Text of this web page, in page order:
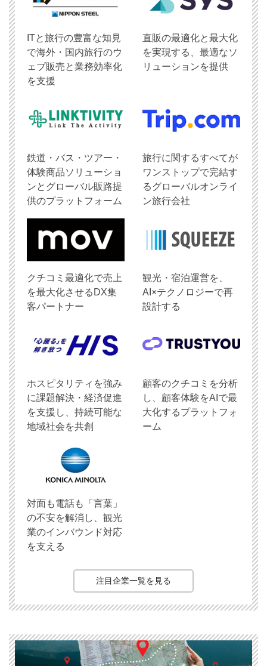
ITと旅行の豊富な知見
で海外・国内旅行のウ
ェブ販売と業務効率化
を支援
直販の最適化と最大化
を実現する、最適なソ
リューションを提供
鉄道・バス・ツアー・
体験商品ソリューショ
ンとグローバル販路提
供のプラットフォーム
旅行に関するすべてが
ワンストップで完結す
るグローバルオンライ
ン旅行会社
クチコミ最適化で売上
を最大化させるDX集
客パートナー
観光・宿泊運営を、
AI×テクノロジーで再
設計する
ホスピタリティを強み
に課題解決・経済促進
を支援し、持続可能な
地域社会を共創
顧客のクチコミを分析
し、顧客体験をAIで最
大化するプラットフォ
ーム
対面も電話も「言葉」
の不安を解消し、観光
業のインバウンド対応
を支える
注目企業一覧を見る